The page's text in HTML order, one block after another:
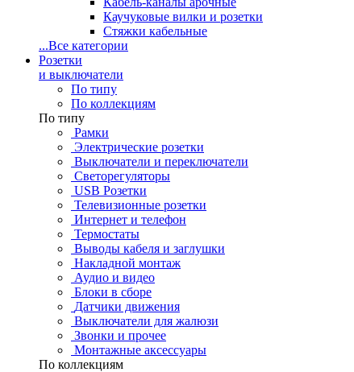
Каучуковые вилки и розетки
Стяжки кабельные
...Все категории
Розетки
и выключатели
По типу
По коллекциям
По типу
Рамки
Электрические розетки
Выключатели и переключатели
Светорегуляторы
USB Розетки
Телевизионные розетки
Интернет и телефон
Термостаты
Выводы кабеля и заглушки
Накладной монтаж
Аудио и видео
Блоки в сборе
Датчики движения
Выключатели для жалюзи
Звонки и прочее
Монтажные аксессуары
По коллекциям